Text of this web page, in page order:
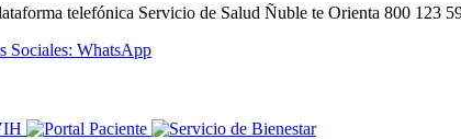
telefónica Servicio de Salud Ñuble te Orienta 800 123